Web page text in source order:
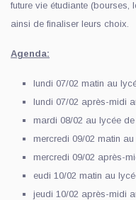
future vie étudiante (bourses,
ainsi de finaliser leurs choix.
Agenda:
lundi 07/02 matin au
lundi 07/02 après-midi
mardi 08/02 au lycée de
mercredi 09/02 matin au
mercredi 09/02 après-
eudi 10/02 matin au
jeudi 10/02 après-midi